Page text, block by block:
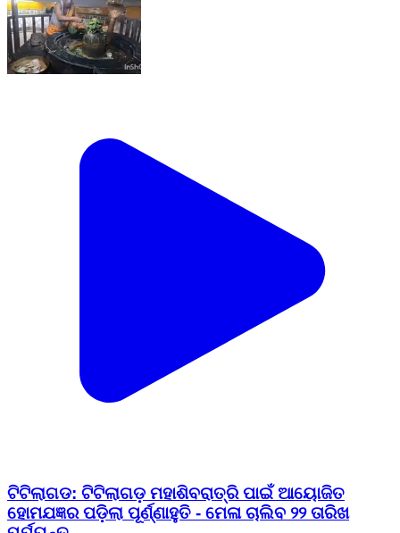
ଟିଟିଲାଗଡ: ଟିଟିଲାଗଡ଼ ମହାଶିବରାତ୍ରି ପାଇଁ ଆୟୋଜିତ
ହୋମଯଜ୍ଞର ପଡ଼ିଲା ପୂର୍ଣ୍ଣାହୁତି - ମେଳା ଚାଲିବ ୨୨ ତାରିଖ